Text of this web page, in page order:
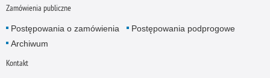
Zamówienia publiczne
Postępowania o zamówienia
Postępowania podprogowe
Archiwum
Kontakt